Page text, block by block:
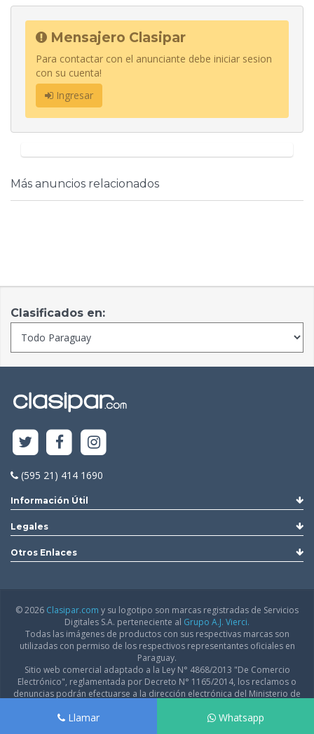
Mensajero Clasipar
Para contactar con el anunciante debe iniciar sesion
con su cuenta!
Ingresar
Más anuncios relacionados
Llamar Whatsapp
Clasificados en:
(595 21) 414 1690
Información Útil
Legales
Otros Enlaces
© 2026 Clasipar.com y su logotipo son marcas registradas de Servicios
Digitales S.A. perteneciente al Grupo A.J. Vierci.
Todas las imágenes de productos con sus respectivas marcas son
utilizadas con permiso de los respectivos representantes oficiales en
Paraguay.
Sitio web comercial adaptado a la Ley N° 4868/2013 "De Comercio
Electrónico", reglamentada por Decreto N° 1165/2014, los reclamos o
denuncias podrán efectuarse a la dirección electrónica del Ministerio de